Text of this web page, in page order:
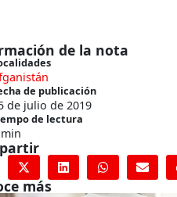
de la nota
de publicación
de julio de 2019
de lectura
más